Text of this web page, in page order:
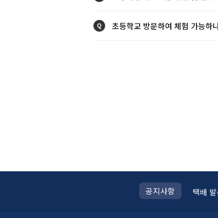
Q 초등학교 방문하여 체험 가능하
공지사항 택배